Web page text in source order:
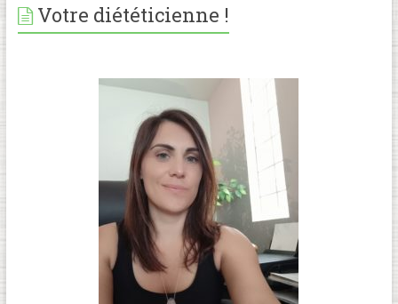
Votre diététicienne !